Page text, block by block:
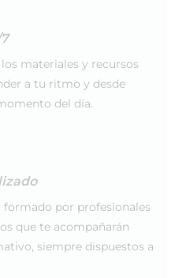
materiales y recursos
a tu ritmo y desde
del día.
por profesionales
que te acompañarán
siempre dispuestos a